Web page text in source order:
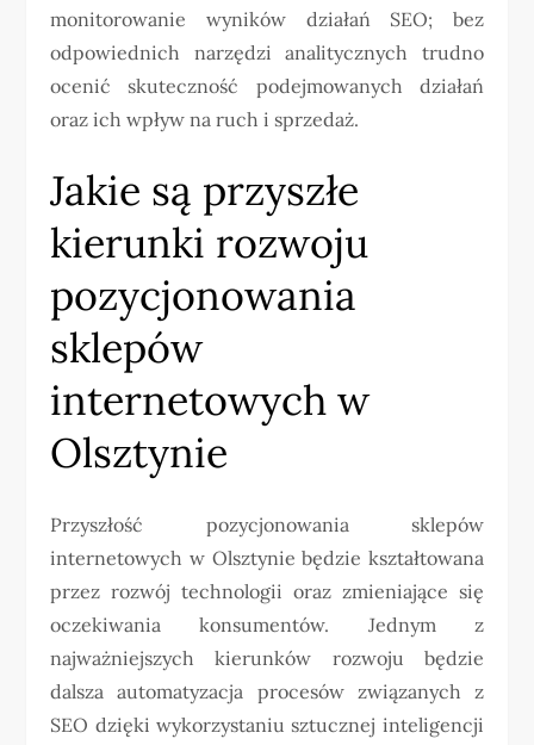
monitorowanie wyników działań SEO; bez
odpowiednich narzędzi analitycznych trudno
ocenić skuteczność podejmowanych działań
oraz ich wpływ na ruch i sprzedaż.
Jakie są przyszłe
kierunki rozwoju
pozycjonowania
sklepów
internetowych w
Olsztynie
Przyszłość pozycjonowania sklepów
internetowych w Olsztynie będzie kształtowana
przez rozwój technologii oraz zmieniające się
oczekiwania konsumentów. Jednym z
najważniejszych kierunków rozwoju będzie
dalsza automatyzacja procesów związanych z
SEO dzięki wykorzystaniu sztucznej inteligencji